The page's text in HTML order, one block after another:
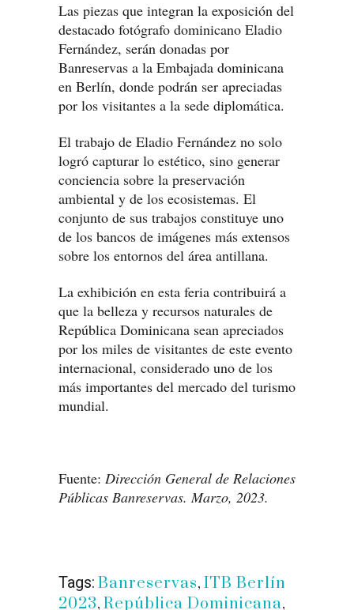
Las piezas que integran la exposición del
destacado fotógrafo dominicano Eladio
Fernández, serán donadas por
Banreservas a la Embajada dominicana
en Berlín, donde podrán ser apreciadas
por los visitantes a la sede diplomática.
El trabajo de Eladio Fernández no solo
logró capturar lo estético, sino generar
conciencia sobre la preservación
ambiental y de los ecosistemas. El
conjunto de sus trabajos constituye uno
de los bancos de imágenes más extensos
sobre los entornos del área antillana.
La exhibición en esta feria contribuirá a
que la belleza y recursos naturales de
República Dominicana sean apreciados
por los miles de visitantes de este evento
internacional, considerado uno de los
más importantes del mercado del turismo
mundial.
Fuente: Dirección General de Relaciones
Públicas Banreservas. Marzo, 2023.
Tags: Banreservas, ITB Berlín
2023, República Dominicana,